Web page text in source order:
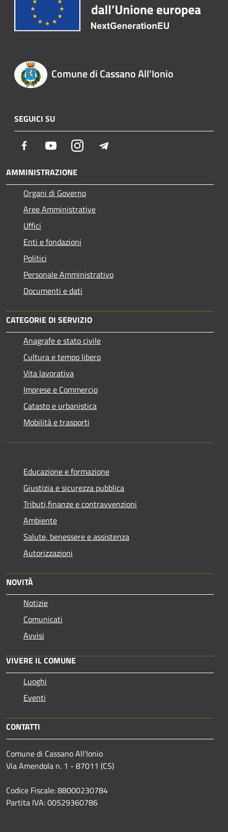
Comune di Cassano All'Ionio
SEGUICI SU
Facebook YoutubeInstagram
AMMINISTRAZIONE
Organi di Governo
Aree Amministrative
Uffici
Enti e fondazioni
Politici
Personale Amministrativo
Documenti e dati
CATEGORIE DI SERVIZIO
Anagrafe e stato civile
Cultura e tempo libero
Vita lavorativa
Imprese e Commercio
Catasto e urbanistica
Mobilità e trasporti
Educazione e formazione
Giustizia e sicurezza pubblica
Tributi,finanze e contravvenzioni
Ambiente
Salute, benessere e assistenza
Autorizzazioni
NOVITÀ
Notizie
Comunicati
Avvisi
VIVERE IL COMUNE
Luoghi
Eventi
CONTATTI
Comune di Cassano All'Ionio
Via Amendola n. 1 - 87011 (CS)
Codice Fiscale: 88000230784
Partita IVA: 00529360786